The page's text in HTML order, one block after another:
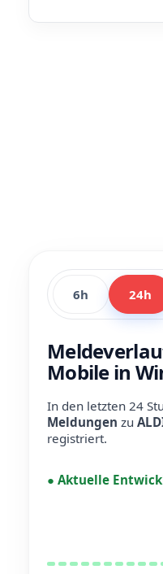
6h 24h
Mobile in
In den letzten 24
Meldungen zu
registriert.
● Aktuelle